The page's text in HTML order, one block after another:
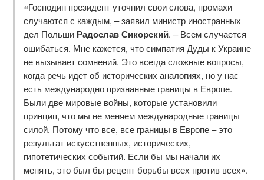
«Господин президент уточнил свои слова, промахи
случаются с каждым, – заявил министр иностранных
дел Польши Радослав Сикорский. – Всем случается
ошибаться. Мне кажется, что симпатия Дуды к Украине
не вызывает сомнений. Это всегда сложные вопросы,
когда речь идет об исторических аналогиях, но у нас
есть международно признанные границы в Европе.
Были две мировые войны, которые установили
принцип, что мы не меняем международные границы
силой. Потому что все, все границы в Европе – это
результат искусственных, исторических,
гипотетических событий. Если бы мы начали их
менять, это был бы рецепт борьбы всех против всех».